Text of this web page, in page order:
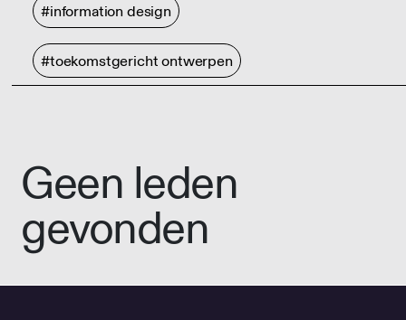
#information design
#toekomstgericht ontwerpen
Geen leden
gevonden